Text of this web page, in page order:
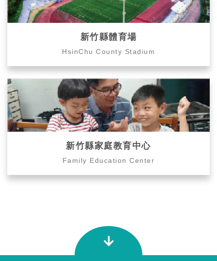
新竹縣體育場
HsinChu County Stadium
新竹縣家庭教育中心
Family Education Center